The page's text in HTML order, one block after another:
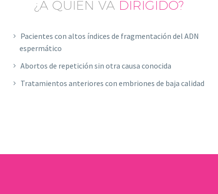
¿A QUIÉN VA DIRIGIDO?
Pacientes con altos índices de fragmentación del ADN
espermático
Abortos de repetición sin otra causa conocida
Tratamientos anteriores con embriones de baja calidad